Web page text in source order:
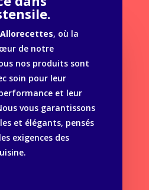
Allorecettes, où la
de notre
nos produits sont
soin pour leur
et leur
vous garantissons
et élégants, pensés
exigences des